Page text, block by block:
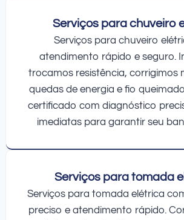
Serviços para chuveiro
Serviços para chuveiro
atendimento rápido e seguro.
trocamos resistência, corrigimos
quedas de energia e fio
certificado com diagnóstico
imediatas para garantir seu
Serviços para tomada
Serviços para tomada elétrica
preciso e atendimento rápido.